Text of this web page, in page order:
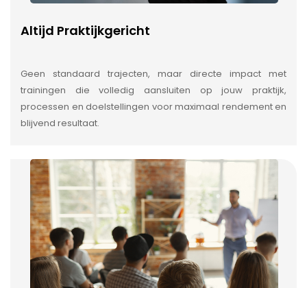
Altijd Praktijkgericht
Geen standaard trajecten, maar directe impact met
trainingen die volledig aansluiten op jouw praktijk,
processen en doelstellingen voor maximaal rendement en
blijvend resultaat.